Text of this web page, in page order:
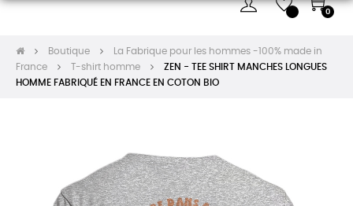
0
Boutique
La Fabrique pour les hommes -100% made in
France
T-shirt homme
ZEN - TEE SHIRT MANCHES LONGUES
HOMME FABRIQUÉ EN FRANCE EN COTON BIO